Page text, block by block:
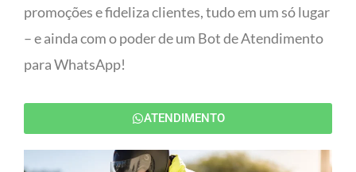
promoções e fideliza clientes, tudo em um só lugar
– e ainda com o poder de um Bot de Atendimento
para WhatsApp!
ATENDIMENTO